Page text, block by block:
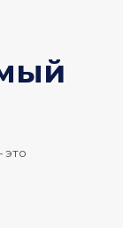
это